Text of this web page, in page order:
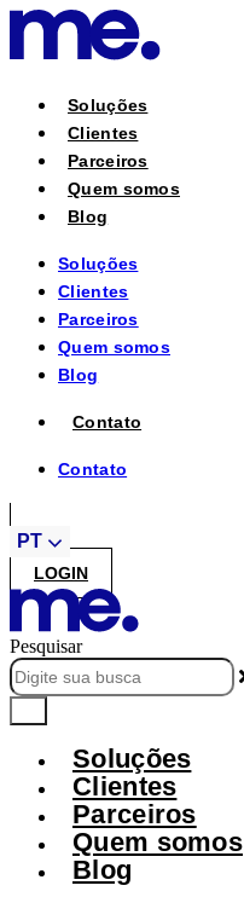
o
Soluções
Clientes
Parceiros
Quem somos
Blog
Soluções
Clientes
Parceiros
Quem somos
Blog
Contato
Contato
PT
LOGIN
Pesquisar
Soluções
Clientes
Parceiros
Quem somos
Blog